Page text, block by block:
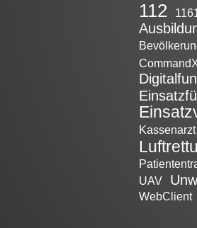
112
Kassenarzt
UAV
WebClient